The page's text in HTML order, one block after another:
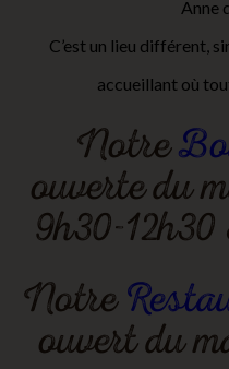
Anne
C’est un lieu différent,
accueillant où
Notre
ouverte du
9h30-
Notre
ouvert du